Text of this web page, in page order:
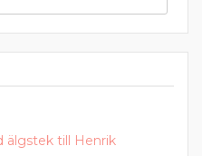
älgstek till Henrik